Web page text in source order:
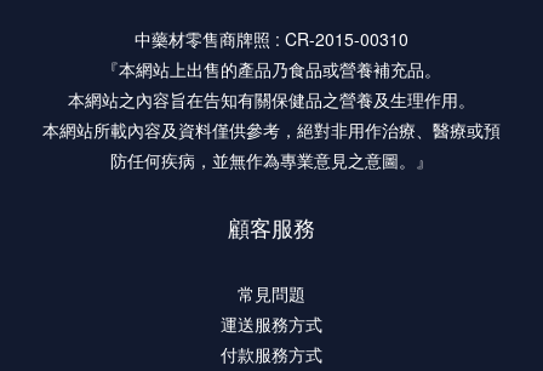
中藥材零售商牌照 : CR-2015-00310
『本網站上出售的產品乃食品或營養補充品。
本網站之內容旨在告知有關保健品之營養及生理作用。
本網站所載內容及資料僅供參考，絕對非用作治療、醫療或預
防任何疾病，並無作為專業意見之意圖。』
顧客服務
常見問題
運送服務方式
付款服務方式